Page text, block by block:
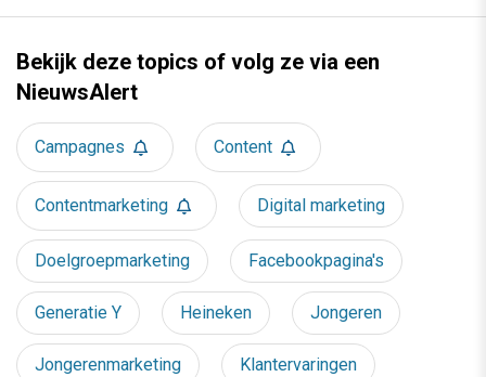
Bekijk deze topics of volg ze via een
NieuwsAlert
Campagnes Content
Contentmarketing Digital marketing
Doelgroepmarketing Facebookpagina's
Generatie Y Heineken Jongeren
Jongerenmarketing Klantervaringen